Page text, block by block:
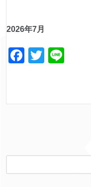
2026年7月
F
e
T
er